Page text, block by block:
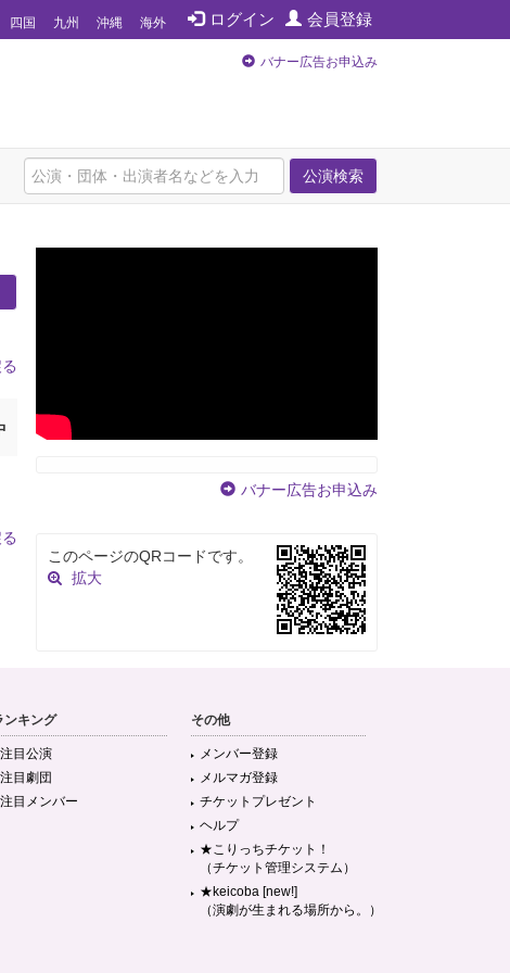
ログイン 会員登録
四国 九州 沖縄 海外
バナー広告お申込み
公演検索
バナー広告お申込み
このページのQRコードです。
拡大
ンキング
注目公演
注目劇団
注目メンバー
その他
メンバー登録
メルマガ登録
チケットプレゼント
ヘルプ
★こりっちチケット！
（チケット管理システム）
★keicoba [new!]
（演劇が生まれる場所から。）